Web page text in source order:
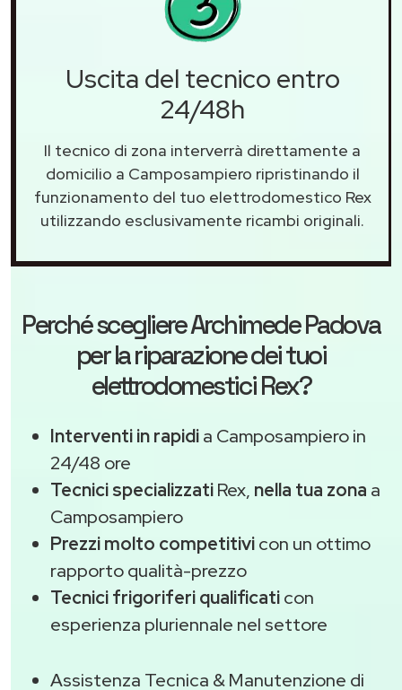
Uscita del tecnico entro
24/48h
Il tecnico di zona interverrà direttamente a
domicilio a Camposampiero ripristinando il
funzionamento del tuo elettrodomestico Rex
utilizzando esclusivamente ricambi originali.
Perché scegliereArchimede Padova
per la riparazione dei tuoi
elettrodomestici Rex?
Interventi in rapidia Camposampiero in
24/48 ore
Tecnici specializzatiRex, nella tua zona a
Camposampiero
Prezzi molto competitivicon un ottimo
rapporto qualità-prezzo
Tecnici frigoriferi qualificaticon
esperienza pluriennale nel settore
Assistenza Tecnica & Manutenzione di